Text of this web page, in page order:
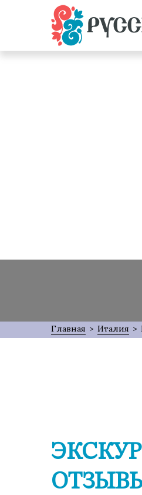
Главная > Италия >